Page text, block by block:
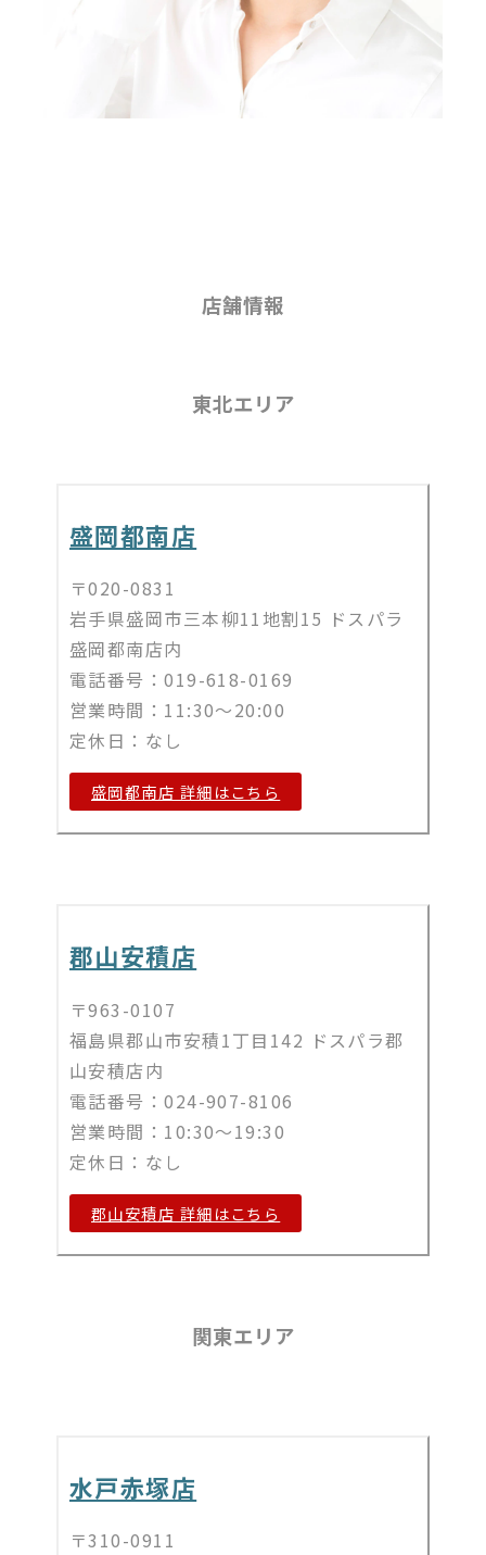
店舗情報
東北エリア
盛岡都南店
〒020-0831
岩手県盛岡市三本柳11地割15 ドスパラ
盛岡都南店内
電話番号：019-618-0169
営業時間：11:30～20:00
定休日：なし
盛岡都南店 詳細はこちら​
郡山安積店
〒963-0107
福島県郡山市安積1丁目142 ドスパラ郡
山安積店内
電話番号：024-907-8106
営業時間：10:30～19:30
定休日：なし
郡山安積店 詳細はこちら
関東エリア
水戸赤塚店
〒310-0911